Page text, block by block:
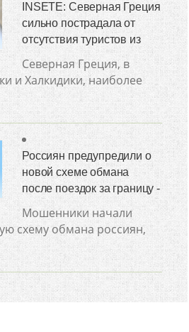
INSETE: Северная Греция
сильно пострадала от
отсутствия туристов из
Северная Греция, в
и Халкидики, наиболее
Россиян предупредили о
новой схеме обмана
после поездок за границу -
Мошенники начали
схему обмана россиян,